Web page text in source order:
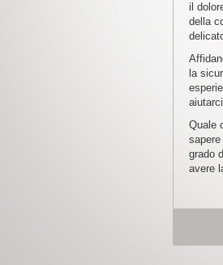
il
della
la
Quale
grado
avere